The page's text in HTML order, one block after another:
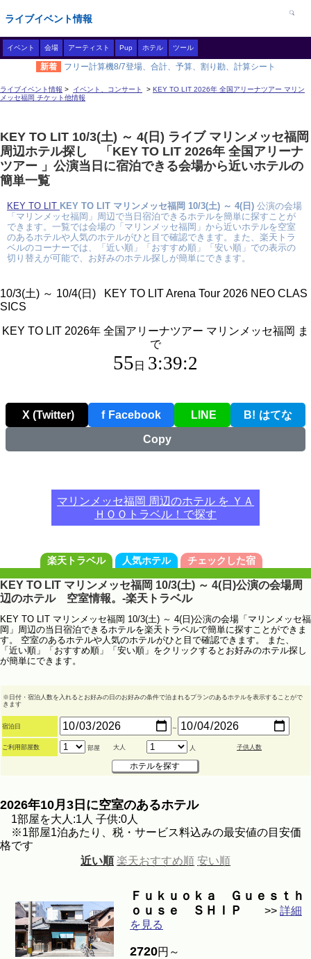
ライブイベント情報
イベント 会場 アーティスト Pup ホテル ツール
新着 フリー計算機8/7登場、合計、予算、割り勘、計算シート
ライブイベント情報 > イベント、コンサート > KEY TO LIT 2026年 全国アリーナツアー マリン
メッセ福岡 チケット他情報
KEY TO LIT 10/3(土) ～ 4(日) ライブ マリンメッセ福岡
周辺ホテル探し 「KEY TO LIT 2026年 全国アリーナ
ツアー 」公演当日に宿泊できる会場から近いホテルの
簡単一覧
KEY TO LIT KEY TO LIT マリンメッセ福岡 10/3(土) ～ 4(日) 公演の会場
「マリンメッセ福岡」周辺で当日宿泊できるホテルを簡単に探すことが
できます。一覧では会場の「マリンメッセ福岡」から近いホテルを空室
のあるホテルや人気のホテルがひと目で確認できます。また、楽天トラ
ベルのコーナーでは、「近い順」「おすすめ順」「安い順」での表示の
切り替えが可能で、お好みのホテル探しが簡単にできます。
10/3(土) ～ 10/4(日) KEY TO LIT Arena Tour 2026 NEO CLAS
SICS
KEY TO LIT 2026年 全国アリーナツアー マリンメッセ福岡 ま
で
55 日 3:39:1
X (Twitter) f Facebook LINE B! はてな
Copy
マリンメッセ福岡 周辺のホテル を ＹＡ
ＨＯＯトラベル！で探す
楽天トラベル 人気ホテル チェックした宿
KEY TO LIT マリンメッセ福岡 10/3(土) ～ 4(日)公演の会場周
辺のホテル 空室情報。-楽天トラベル
KEY TO LIT マリンメッセ福岡 10/3(土) ～ 4(日)公演の会場「マリンメッセ福
岡」周辺の当日宿泊できるホテルを楽天トラベルで簡単に探すことができま
す。 空室のあるホテルや人気のホテルがひと目で確認できます。 また、
「近い順」「おすすめ順」「安い順」をクリックするとお好みのホテル探し
が簡単にできます。
※日付・宿泊人数を入れるとお好みの日のお好みの条件で泊まれるプランのあるホテルを表示することがで
きます
宿泊日 ～
ご利用部屋数 部屋 大人 人 子供人数
2026年10月3日に空室のあるホテル
1部屋を大人:1人 子供:0人
※1部屋1泊あたり、税・サービス料込みの最安値の目安価
格です
近い順 楽天おすすめ順 安い順
Ｆｕｋｕｏｋａ Ｇｕｅｓｔｈ
ｏｕｓｅ ＳＨＩＰ
>> 詳細
を見る
2720円～